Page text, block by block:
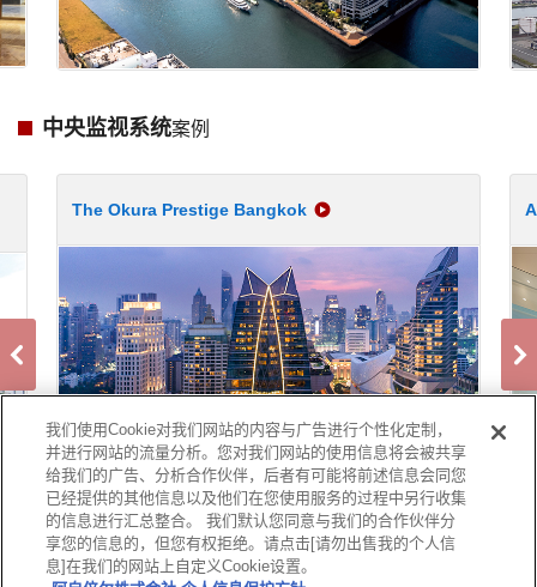
中央监视系统案例
The Okura Prestige Bangkok
我们使用Cookie对我们网站的内容与广告进行个性化定制，
并进行网站的流量分析。您对我们网站的使用信息将会被共享
给我们的广告、分析合作伙伴，后者有可能将前述信息会同您
已经提供的其他信息以及他们在您使用服务的过程中另行收集
的信息进行汇总整合。 我们默认您同意与我们的合作伙伴分
享您的信息的，但您有权拒绝。请点击[请勿出售我的个人信
息]在我们的网站上自定义Cookie设置。